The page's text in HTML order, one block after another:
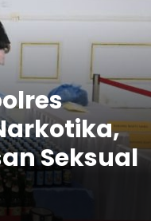
Seksual